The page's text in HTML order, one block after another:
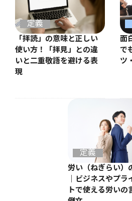
定義
「拝読」の意味と正しい
使い方！「拝見」との違
いと二重敬語を避ける表
現
面
で
ツ
定義
労い（ねぎらい）
｜ビジネスやプラ
トで使える労いの